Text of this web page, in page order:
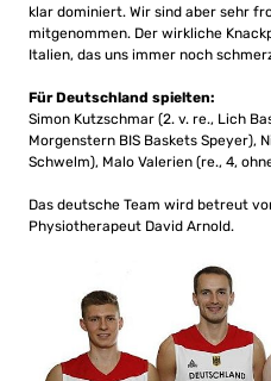
klar dominiert. Wir sind aber sehr
mitgenommen. Der wirkliche
Italien, das uns immer noch
Für Deutschland spielten:
Simon Kutzschmar (2. v. re., Lich
Morgenstern BIS Baskets Speyer),
Schwelm), Malo Valerien (re., 4,
Das deutsche Team wird betreut
Physiotherapeut David Arnold.